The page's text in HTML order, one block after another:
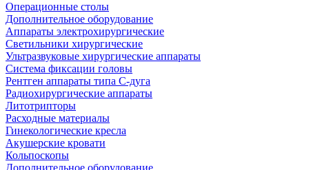
Операционные столы
Дополнительное оборудование
Аппараты электрохирургические
Светильники хирургические
Ультразвуковые хирургические аппараты
Система фиксации головы
Рентген аппараты типа С-дуга
Радиохирургические аппараты
Литотрипторы
Расходные материалы
Гинекологические кресла
Акушерские кровати
Кольпоскопы
Дополнительное оборудование